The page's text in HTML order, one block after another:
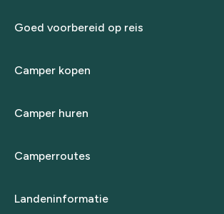
Goed voorbereid op reis
Camper kopen
Camper huren
Camperroutes
Landeninformatie